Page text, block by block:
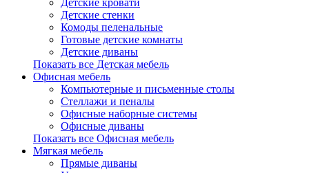
Детские кровати
Детские стенки
Комоды пеленальные
Готовые детские комнаты
Детские диваны
Показать все Детская мебель
Офисная мебель
Компьютерные и письменные столы
Стеллажи и пеналы
Офисные наборные системы
Офисные диваны
Показать все Офисная мебель
Мягкая мебель
Прямые диваны